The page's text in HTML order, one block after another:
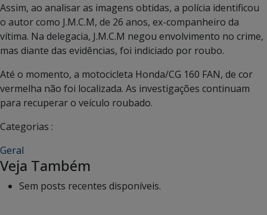
Assim, ao analisar as imagens obtidas, a polícia identificou
o autor como J.M.C.M, de 26 anos, ex-companheiro da
vítima. Na delegacia, J.M.C.M negou envolvimento no crime,
mas diante das evidências, foi indiciado por roubo.
Até o momento, a motocicleta Honda/CG 160 FAN, de cor
vermelha não foi localizada. As investigações continuam
para recuperar o veículo roubado.
Categorias :
Geral
Veja Também
Sem posts recentes disponíveis.